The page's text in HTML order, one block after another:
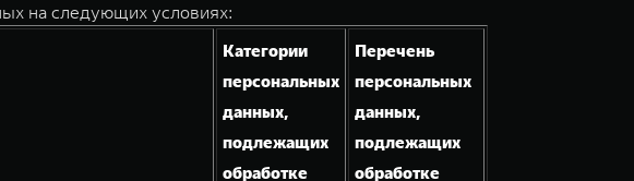
на следующих условиях:
Категории
персональных
данных,
подлежащих
обработке
Перечень
персональных
данных,
подлежащих
обработке